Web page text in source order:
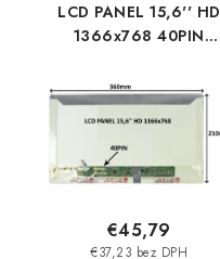
LCD PANEL 15,6'' HD
1366x768 40PIN
Z BOKŮ 77024194 SIL
€37,23 bez DPH
€45,79